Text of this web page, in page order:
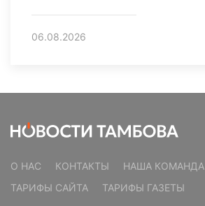
06.08.2026
О НАС КОНТАКТЫ НАША КОМАНДА
ТАРИФЫ САЙТА
ТАРИФЫ ГАЗЕТЫ